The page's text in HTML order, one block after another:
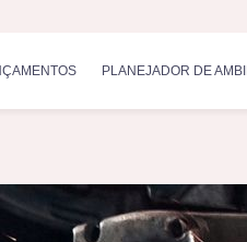
PLANEJADOR DE